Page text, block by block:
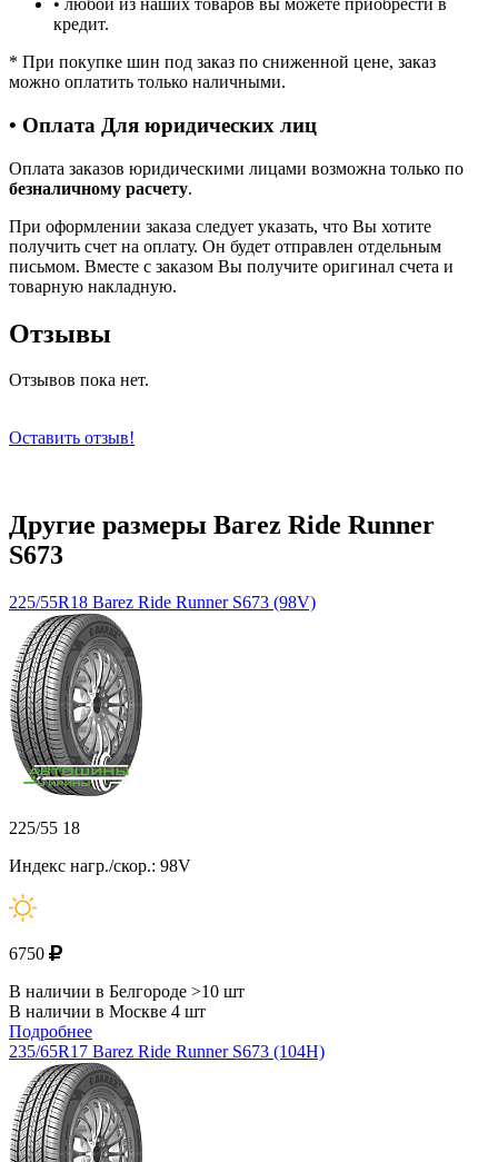
• любой из наших товаров вы можете приобрести в
кредит.
* При покупке шин под заказ по сниженной цене, заказ
можно оплатить только наличными.
• Оплата Для юридических лиц
Оплата заказов юридическими лицами возможна только по
безналичному расчету.
При оформлении заказа следует указать, что Вы хотите
получить счет на оплату. Он будет отправлен отдельным
письмом. Вместе с заказом Вы получите оригинал счета и
товарную накладную.
Отзывы
Отзывов пока нет.
Оставить отзыв!
Другие размеры Barez Ride Runner
S673
225/55R18 Barez Ride Runner S673 (98V)
225/55 18
Индекс нагр./скор.: 98V
6750
В наличии в Белгороде >10 шт
В наличии в Москве 4 шт
Подробнее
235/65R17 Barez Ride Runner S673 (104H)